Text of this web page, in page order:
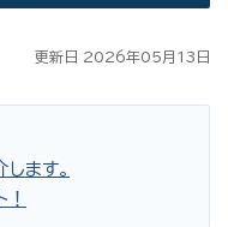
更新日 2026年05月13日
ます。